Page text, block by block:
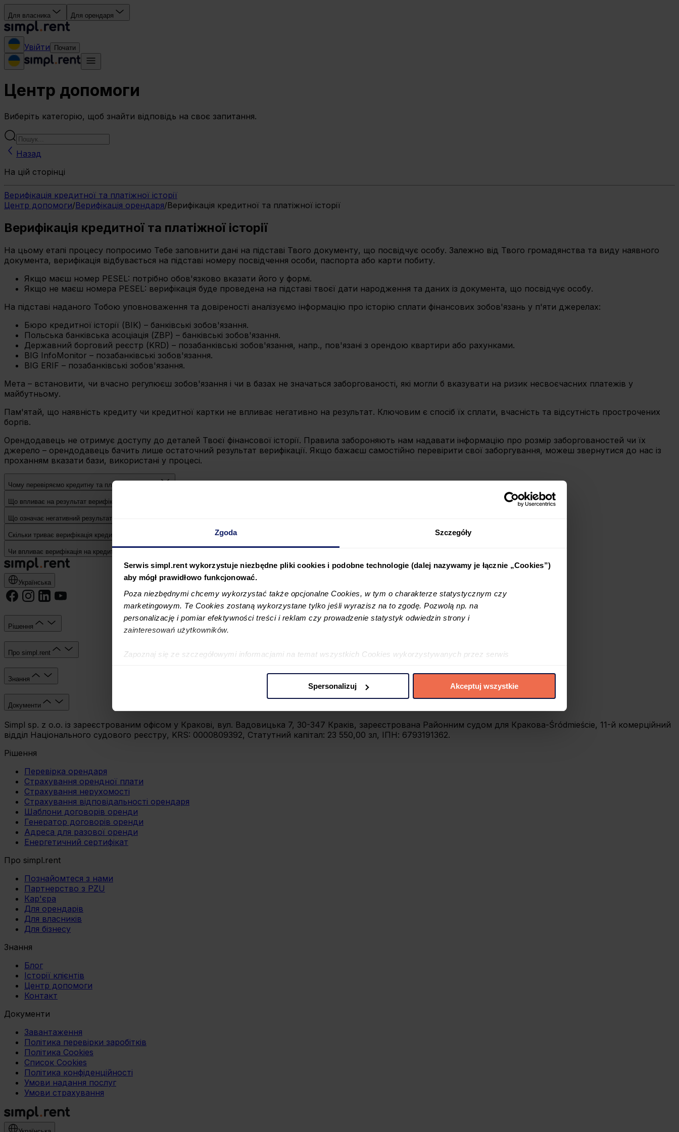
Zgoda Szczegóły
Serwis simpl.rent wykorzystuje niezbędne pliki cookies i podobne technologie (dalej nazywamy je łącznie „Cookies”)
aby mógł prawidłowo funkcjonować.
Poza niezbędnymi chcemy wykorzystać także opcjonalne Cookies, w tym o charakterze statystycznym czy
marketingowym. Te Cookies zostaną wykorzystane tylko jeśli wyrazisz na to zgodę. Pozwolą np. na
personalizację i pomiar efektywności treści i reklam czy prowadzenie statystyk odwiedzin strony i
zainteresowań użytkowników.
Zapoznaj się ze szczegółowymi informacjami na temat wszystkich Cookies wykorzystywanych przez serwis
wybierz czarny przycisk znajdujący się w lewym dolnym rogu na każdej z naszych podstron.
Spersonalizuj Akceptuj wszystkie
Для власника Для орендаря
Увійти Почати
Центр допомоги
Виберіть категорію, щоб знайти відповідь на своє запитання.
Назад
На цій сторінці
Верифікація кредитної та платіжної історії
Центр допомоги/Верифікація орендаря/Верифікація кредитної та платіжної історії
Верифікація кредитної та платіжної історії
На цьому етапі процесу попросимо Тебе заповнити дані на підставі Твого документу, що посвідчує особу. Залежно від Твого громадянства та виду наявного
документа, верифікація відбувається на підставі номеру посвідчення особи, паспорта або карти побиту.
Якщо маєш номер PESEL: потрібно обов'язково вказати його у формі.
Якщо не маєш номера PESEL: верифікація буде проведена на підставі твоєї дати народження та даних із документа, що посвідчує особу.
На підставі наданого Тобою уповноваження та довіреності аналізуємо інформацію про історію сплати фінансових зобов'язань у п'яти джерелах:
Бюро кредитної історії (BIK) – банківські зобов'язання.
Польська банківська асоціація (ZBP) – банківські зобов'язання.
Державний борговий реєстр (KRD) – позабанківські зобов'язання, напр., пов'язані з орендою квартири або рахунками.
BIG InfoMonitor – позабанківські зобов'язання.
BIG ERIF – позабанківські зобов'язання.
Мета – встановити, чи вчасно регулюєш зобов'язання і чи в базах не значаться заборгованості, які могли б вказувати на ризик несвоєчасних платежів у
майбутньому.
Пам'ятай, що наявність кредиту чи кредитної картки не впливає негативно на результат. Ключовим є спосіб їх сплати, вчасність та відсутність прострочених
боргів.
Орендодавець не отримує доступу до деталей Твоєї фінансової історії. Правила забороняють нам надавати інформацію про розмір заборгованостей чи їх
джерело – орендодавець бачить лише остаточний результат верифікації. Якщо бажаєш самостійно перевірити свої заборгування, можеш звернутися до нас із
проханням вказати бази, використані у процесі.
Чому перевіряємо кредитну та платіжну історію?
Що впливає на результат верифікації?
Що означає негативний результат верифікації кредитної та платіжної історії?
Скільки триває верифікація кредитної та платіжної історії?
Чи впливає верифікація на кредитний скоринг BIK?
Українська
Рішення
Про simpl.rent
Знання
Документи
Simpl sp. z o.o. із зареєстрованим офісом у Кракові, вул. Вадовицька 7, 30-347 Краків, зареєстрована Районним судом для Кракова-Śródmieście, 11-й комерційний
відділ Національного судового реєстру, KRS: 0000809392, Статутний капітал: 23 550,00 зл, ІПН: 6793191362.
Рішення
Перевірка орендаря
Страхування орендної плати
Страхування нерухомості
Страхування відповідальності орендаря
Шаблони договорів оренди
Генератор договорів оренди
Адреса для разової оренди
Енергетичний сертифікат
Про simpl.rent
Познайомтеся з нами
Партнерство з PZU
Кар'єра
Для орендарів
Для власників
Для бізнесу
Знання
Блог
Історії клієнтів
Центр допомоги
Контакт
Документи
Завантаження
Політика перевірки заробітків
Політика Cookies
Список Cookies
Політика конфіденційності
Умови надання послуг
Умови страхування